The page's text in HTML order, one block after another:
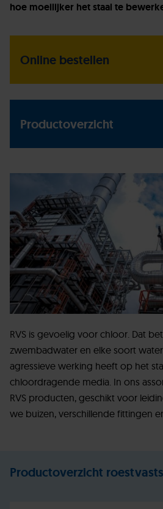
hoe moeilijker het staal te
Online bestellen
Productoverzicht
RVS is gevoelig voor chloor. Dat
zwembadwater en elke soort
agressieve werking heeft op het
chloordragende media. In ons
RVS producten, geschikt voor
we buizen, verschillende fittingen
Productoverzicht